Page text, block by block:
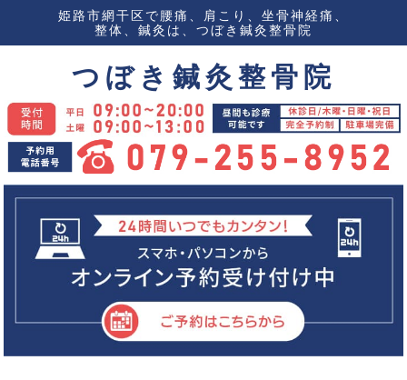
姫路市網干区で腰痛、肩こり、坐骨神経痛、
整体、鍼灸は、つぼき鍼灸整骨院
つぼき鍼灸整骨院